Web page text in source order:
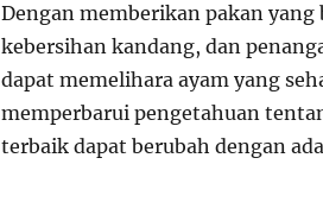
Dengan memberikan pakan
kebersihan kandang, dan
dapat memelihara ayam yang
memperbarui pengetahuan
terbaik dapat berubah dengan